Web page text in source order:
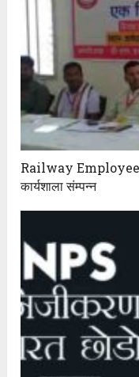
Railway Employee
कार्यशाला संम्पन्न